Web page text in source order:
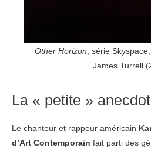
Other Horizon , série
James Turrell
La « petite »
Le chanteur et rappeur américain
d’Art Contemporain fait parti des